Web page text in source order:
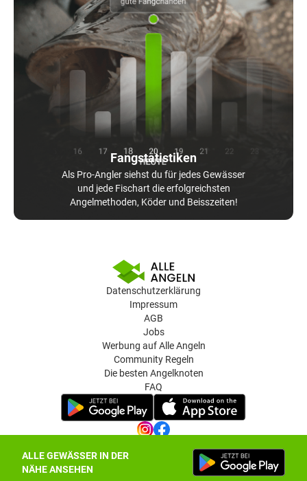
ALLE GEWÄSSER IN DER
NÄHE ANSEHEN
Fangstatistiken
Als Pro-Angler siehst du für jedes Gewässer
und jede Fischart die erfolgreichsten
Angelmethoden, Köder und Beisszeiten!
Datenschutzerklärung
Impressum
AGB
Jobs
Werbung auf Alle Angeln
Community Regeln
Die besten Angelknoten
FAQ
Datenschutz-Einstellungen